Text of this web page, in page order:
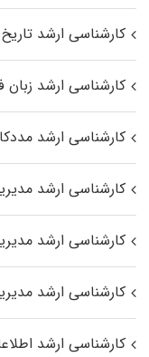
کارشناسی ارشد
کارشناسی ارشد زبان
کارشناسی ارشد
کارشناسی ارشد
کارشناسی ارشد
کارشناسی ارشد
کارشناسی ارشد